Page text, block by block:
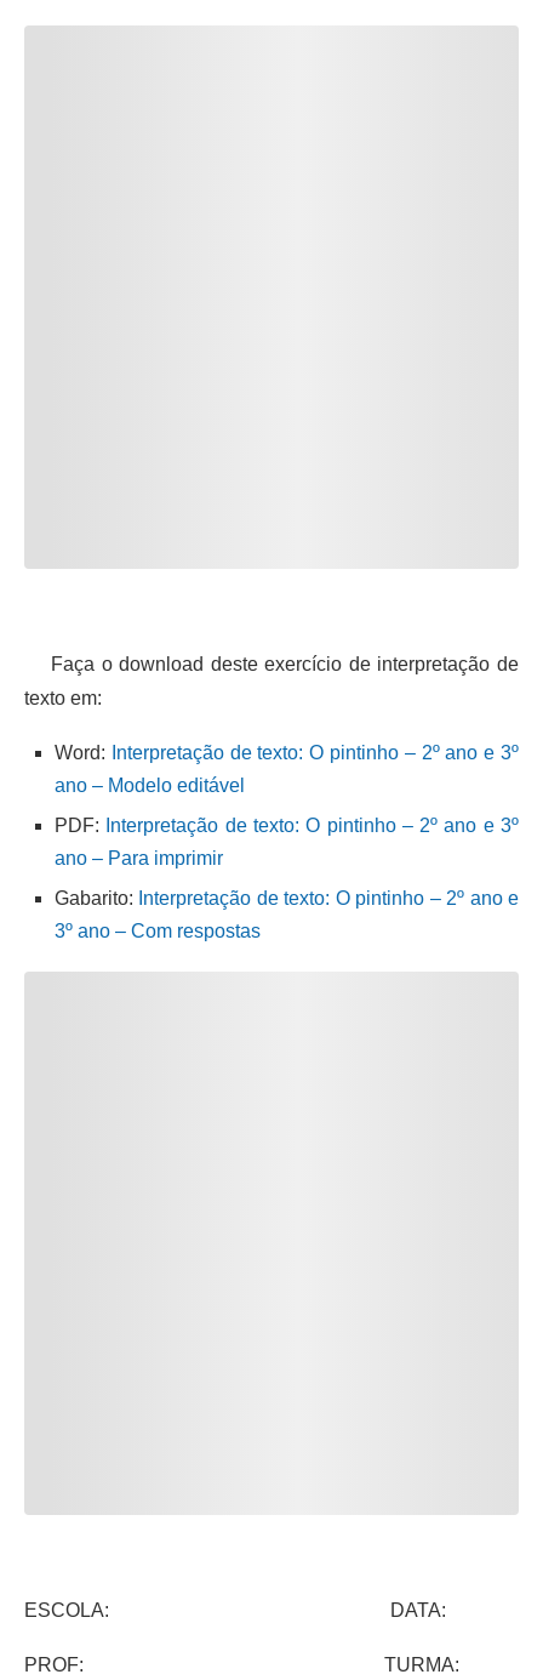
Faça o download deste exercício de interpretação de
texto em:
Word:
Interpretação de texto: O pintinho – 2º ano e 3º
ano – Modelo editável
PDF:
Interpretação de texto: O pintinho – 2º ano e 3º
ano – Para imprimir
Gabarito: Interpretação de texto: O pintinho – 2º ano e
3º ano – Com respostas
ESCOLA: DATA:
PROF: TURMA: